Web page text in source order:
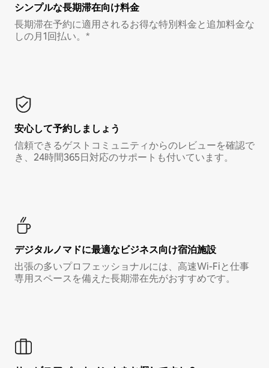
シンプルな長期滞在向け料金
長期滞在予約に適用されるお得な特別料金と追加料金な
しの月1回払い。*
安心して予約しましょう
信頼できるゲストコミュニティからのレビューを確認で
き、24時間365日対応のサポートも付いています。
デジタルノマド⁠に最⁠適⁠なビ⁠ジ⁠ネ⁠ス⁠向⁠け宿⁠泊⁠施⁠設
出張の多いプロフェッショナルには、高速Wi-Fiと仕事
専用スペースを備えた長期滞在先がおすすめです。